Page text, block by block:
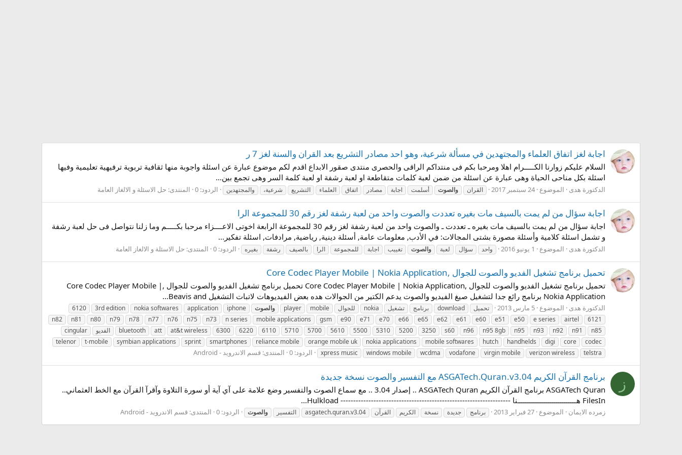
اجابة لغز اتفاق العلماء والمجتهدين في مسألة شرعية، وهو احد مصادر التشريع بعد القران والسنة لغز 7 ر
السلام عليكم زوارنا الكـــــرام اهلا ومرحبا بكم فى منتداكم الراقى والحصرى منتدى صقور الابداع اقدم لكم موضوع عبارة عن اسئلة واجوبة منها ثقافية تربوية ترفيهية تعليمية وفيها
اسئلة بكل مناحى الحياة وهى عبارة عن اسئلة من ضمن لعبة كلمات متقاطعة او لعبة رشفة او لعبة كلمة السر وهى تجمع بين...
الدكتورة هدى الموضوع 24 سبتمبر 2017 القران والصوت أسلمت اجابة مصادر اتفاق العلماء التشريع شرعية، والمجتهدين الردود: 0 المنتدى: حل الاسئلة و الالغاز العامة
اجابة سؤال من لم يمت بالسيف مات بغيره تعددت والصوت واحد من لعبة رشفة لغز رقم 30 للمجموعة الرا
اجابة سؤال من لم يمت بالسيف مات بغيره ـ تعددت ـ والصوت واحد من لعبة رشفة لغز رقم 30 للمجموعة الرابعة اخوتى الاعــــزاء مرحبا بكـــــم وما زلنا نتواصل فى حل لعبة رشفة
و تشمل اسئلة كلامية وأسئلة مصورة بشتى المجالات: في الأدب, معلومات عامة, أسئلة دينية, رياضية, مرادفات, اسئلة تفكير...
الدكتورة هدى الموضوع 1 يونيو 2016 واحد سؤال لعبة والصوت تغييب اجابة للمجموعة الرا بالصيف رشفة بغيره الردود: 0 المنتدى: حل الاسئلة و الالغاز العامة
تحميل برنامج تشغيل الفديو والصوت للجوال ,Core Codec Player Mobile | Nokia Application
تحميل برنامج تشغيل الفديو والصوت للجوال ,Core Codec Player Mobile | Nokia Application تحميل برنامج تشغيل الفديو والصوت للجوال ,Core Codec Player Mobile |
Nokia Application برنامج رائع جدا لتشغيل صيغ الفيديو والصوت يدعم الكتير من الجوالات هده بعض الفيديوهات لاتبات التشغيل Beavis and...
الدكتورة هدى الموضوع 5 مارس 2013 تحميل download برنامج تشغيل nokia للجوال mobile
player والصوت iphone
application
nokia softwares
3rd edition
6120
6121
airtel
e series
e50
e51
e60
e61
e62
e65
e66
e70
e71
e90
gsm
mobile applications
n series
n73
n75
n76
n77
n78
n79
n80
n81
n82
n85
n91
n92
n93
n95
n95 8gb
n96
s60
3250
5200
5310
5500
5610
5700
5710
6110
6220
6300
at&t wireless
att
bluetooth الفديو
cingular
codec
core
digi
handhelds
hutch
mobile softwares
nokia applications
orange mobile uk
reliance mobile
smartphones
sprint
symbian applications
t-mobile
telenor
telstra
verizon wireless
virgin mobile
vodafone
wcdma
windows mobile
xpress music الردود: 0 المنتدى: قسم الاندرويد - Android
ز برنامج القرآن الكريم ASGATech.Quran.v3.04 مع التفسير والصوت نسخة جديدة
ASGATech Quran برنامج القرآن الكريم ASGATech Quran .. إصدار 3.04 .. مع سماع الصوت والتفسير وضع علامة على آي آية أو سورة التلاوة وآقرآ القرآن مع الخط العثماني..
FilesIn هـــــــــــــــــــــــــــــنا ------------------------------------------------------------------- Hulkload...
زمرده الايمان الموضوع 27 فبراير 2013 برنامج جديدة نسخة الكريم القرآن asgatech.quran.v3.04 التفسير والصوت الردود: 0 المنتدى: قسم الاندرويد - Android